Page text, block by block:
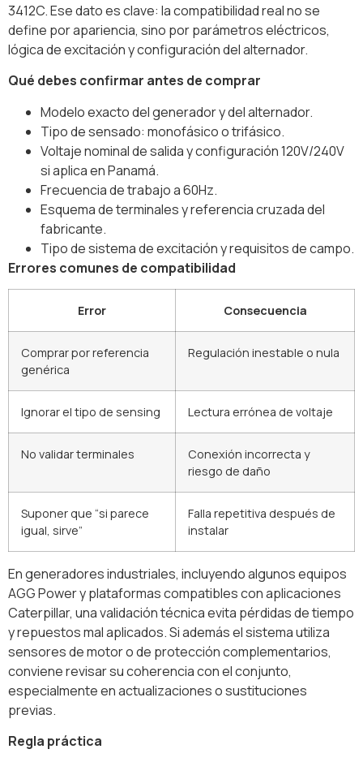
3412C. Ese dato es clave: la compatibilidad real no se
define por apariencia, sino por parámetros eléctricos,
lógica de excitación y configuración del alternador.
Qué debes confirmar antes de comprar
Modelo exacto del generador y del alternador.
Tipo de sensado: monofásico o trifásico.
Voltaje nominal de salida y configuración 120V/240V
si aplica en Panamá.
Frecuencia de trabajo a 60Hz.
Esquema de terminales y referencia cruzada del
fabricante.
Tipo de sistema de excitación y requisitos de campo.
Errores comunes de compatibilidad
Error Consecuencia
Comprar por referencia
genérica
Regulación inestable o nula
Ignorar el tipo de sensing Lectura errónea de voltaje
No validar terminales
Conexión incorrecta y
riesgo de daño
Suponer que “si parece
igual, sirve”
Falla repetitiva después de
instalar
En generadores industriales, incluyendo algunos equipos
AGG Power y plataformas compatibles con aplicaciones
Caterpillar, una validación técnica evita pérdidas de tiempo
y repuestos mal aplicados. Si además el sistema utiliza
sensores de motor o de protección complementarios,
conviene revisar su coherencia con el conjunto,
especialmente en actualizaciones o sustituciones
previas.
Regla práctica